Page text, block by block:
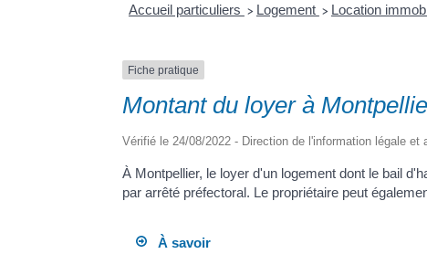
Accueil particuliers > Logement > Location
Fiche pratique
Montant du loyer à
Vérifié le 24/08/2022 - Direction de l'information légale et
À Montpellier, le loyer d'un logement dont le bail
par arrêté préfectoral. Le propriétaire peut
À savoir